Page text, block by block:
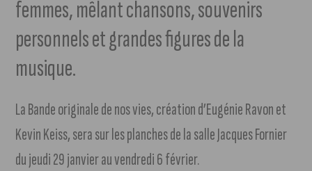
femmes, mêlant chansons, souvenirs
personnels et grandes figures de la
musique.
La Bande originale de nos vies, création d’Eugénie Ravon et
Kevin Keiss, sera sur les planches de la salle Jacques Fornier
du jeudi 29 janvier au vendredi 6 février.